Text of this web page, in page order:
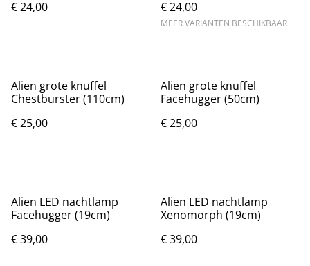
€ 24,00
€ 24,00
MEER VARIANTEN BESCHIKBAAR
Alien grote knuffel
Chestburster (110cm)
€ 25,00
Alien grote knuffel
Facehugger (50cm)
€ 25,00
Alien LED nachtlamp
Facehugger (19cm)
€ 39,00
Alien LED nachtlamp
Xenomorph (19cm)
€ 39,00